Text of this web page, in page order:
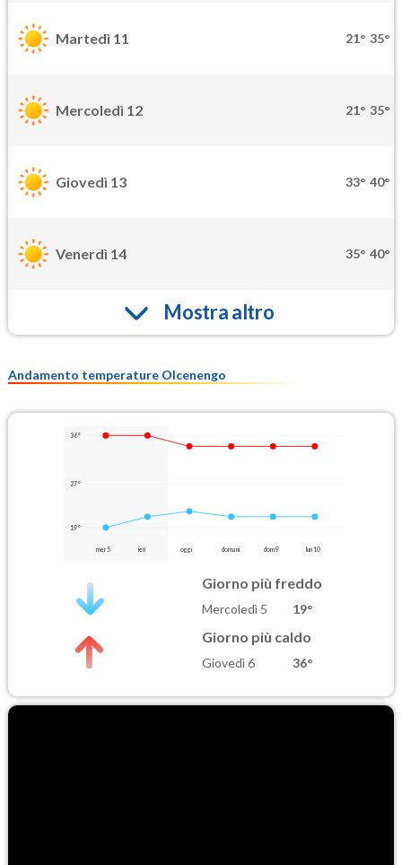
Martedì 11 21° 35°
Mercoledì 12 21° 35°
Giovedì 13 33° 40°
Venerdì 14 35° 40°
Mostra altro
Andamento temperature Olcenengo
36°
27°
19°
mer 5 ieri oggi domani dom 9 lun 10
Giorno più freddo
Mercoledì 5 19°
Giorno più caldo
Giovedì 6 36°